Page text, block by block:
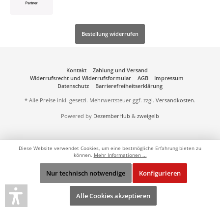
Bestellung widerrufen
Kontakt
Zahlung und Versand
Widerrufsrecht und Widerrufsformular
AGB
Impressum
Datenschutz
Barrierefreiheitserklärung
* Alle Preise inkl. gesetzl. Mehrwertsteuer ggf. zzgl. Versandkosten.
Powered by DezemberHub & zweigelb
Diese Website verwendet Cookies, um eine bestmögliche Erfahrung bieten zu
können. Mehr Informationen ...
Nur technisch notwendige Konfigurieren
Alle Cookies akzeptieren